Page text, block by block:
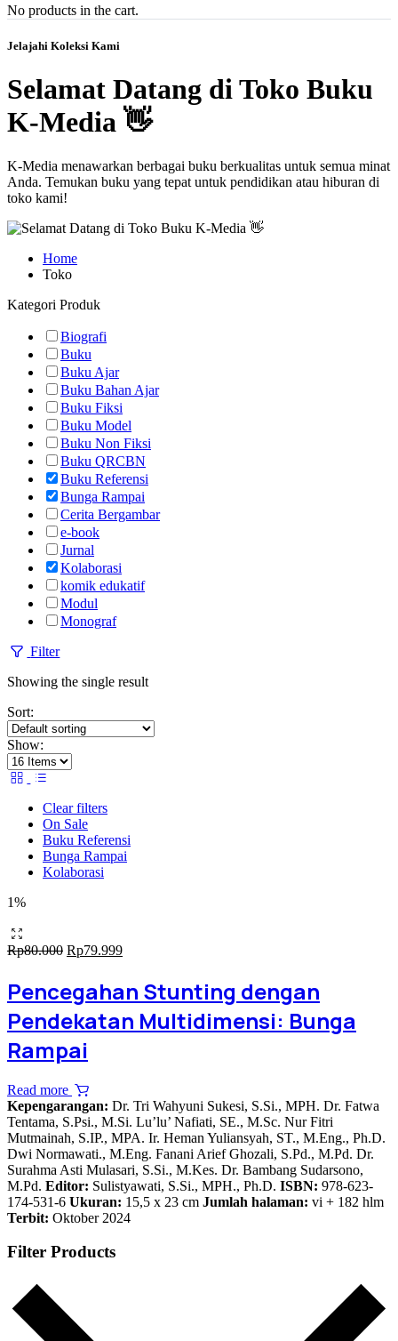
No products in the cart.
Jelajahi Koleksi Kami
Selamat Datang di Toko Buku
K-Media 👋
K-Media menawarkan berbagai buku berkualitas untuk semua minat
Anda. Temukan buku yang tepat untuk pendidikan atau hiburan di
toko kami!
Home
Toko
Kategori Produk
Biografi
Buku
Buku Ajar
Buku Bahan Ajar
Buku Fiksi
Buku Model
Buku Non Fiksi
Buku QRCBN
Buku Referensi
Bunga Rampai
Cerita Bergambar
e-book
Jurnal
Kolaborasi
komik edukatif
Modul
Monograf
Filter
Showing the single result
Sort:
Show:
Clear filters
On Sale
Buku Referensi
Bunga Rampai
Kolaborasi
1%
Rp80.000 Original
Rp80.000.
Rp79.999Current
Rp79.999.
Pencegahan Stunting dengan
Pendekatan Multidimensi: Bunga
Rampai
Read more
Kepengarangan: Dr. Tri Wahyuni Sukesi, S.Si., MPH. Dr. Fatwa
Tentama, S.Psi., M.Si. Lu’lu’ Nafiati, SE., M.Sc. Nur Fitri
Mutmainah, S.IP., MPA. Ir. Heman Yuliansyah, ST., M.Eng., Ph.D.
Dwi Normawati., M.Eng. Fanani Arief Ghozali, S.Pd., M.Pd. Dr.
Surahma Asti Mulasari, S.Si., M.Kes. Dr. Bambang Sudarsono,
M.Pd. Editor: Sulistyawati, S.Si., MPH., Ph.D. ISBN: 978-623-
174-531-6 Ukuran: 15,5 x 23 cm Jumlah halaman: vi + 182 hlm
Terbit: Oktober 2024
Filter Products